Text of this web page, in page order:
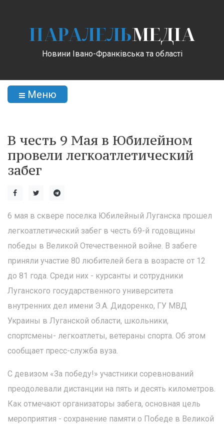
ПАРАЛЕЛЬМЕДІА
Новини Івано-Франківська та області
Меню
В честь 9 Мая в Юбилейном
провели легкоатлетический
забег
6 мая в сквере поселка Юбилейный Луганска прошел
легкоатлетический забег в честь 69-й годовщины
победы в Великой Отечественной войне. В забеге
приняли участие 80 любителей бега в возрасте от 12
до 81 года. Среди них - курсанты и сотрудники
Луганского государственного университета
внутренних дел имени Э.А. Дидоренко, ГУ МВД
Украины в Луганской области, школьники,
спортсмены- легкоатлеты, ветераны спорта. Об этом
сообщает пресс-служба вуза.
С девизом «За победу!» участники соревнований
преодолевали дистанции на пять и десять километров.
Как отмечают организаторы забега, основная цель
мероприятия - сохранение памяти о Победе в Великой